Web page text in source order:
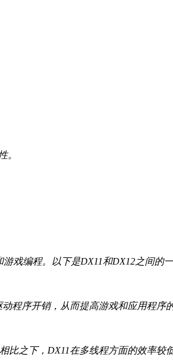
。
戏编程。以下是DX11和DX12之间的
程序开销，从而提高游戏和应用程序的
比之下，DX11在多线程方面的效率较